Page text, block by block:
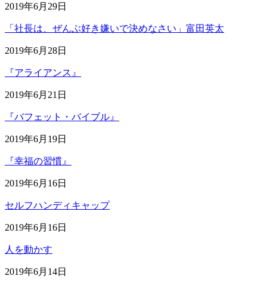
2019年6月29日
「社長は、ぜんぶ好き嫌いで決めなさい」富田英太
2019年6月28日
『アライアンス』
2019年6月21日
『バフェット・バイブル』
2019年6月19日
『幸福の習慣』
2019年6月16日
セルフハンディキャップ
2019年6月16日
人を動かす
2019年6月14日